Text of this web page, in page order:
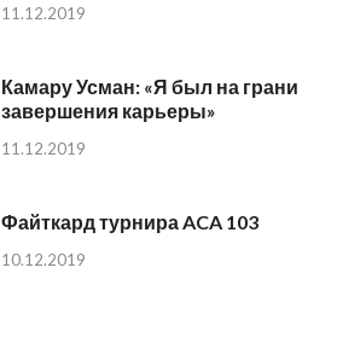
11.12.2019
Камару Усман: «Я был на грани
завершения карьеры»
11.12.2019
Файткард турнира ACA 103
10.12.2019